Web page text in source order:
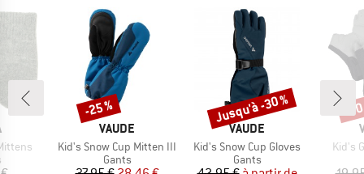
group
MARQUE
VAUDE
Article
Kid's Snow Cup Mitten III
Product group
Gants
Remise
-25 %
MARQUE
VAUDE
Article
Kid's Snow Cup Gloves
Product group
Gants
Remise
Jusqu'à -30 %
Article
Kid's
-